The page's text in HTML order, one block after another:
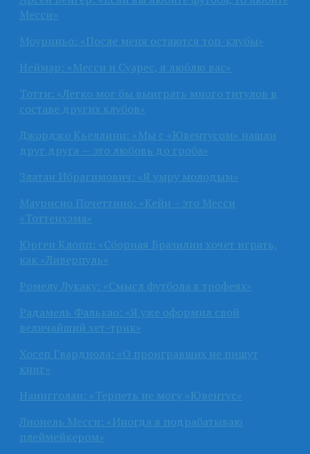
Месси»
Моуриньо: «После меня остаются топ-клубы»
Неймар: «Месси и Суарес, я люблю вас»
Тотти: «Легко мог бы выиграть много титулов в
составе других клубов»
Джорджо Кьеллини: «Мы с «Ювентусом» нашли
друг друга — это любовь до гроба»
Златан Ибрагимович: «Я умру молодым»
Маурисио Почеттино: «Кейн – это Месси
«Тоттенхэма»
Юрген Клопп: «Сборная Бразилии хочет играть,
как «Ливерпуль»
Ромелу Лукаку: «Смысл футбола в трофеях»
Радамель Фалькао: «Я уже оформил свой
величайший хет-трик»
Хосеп Гвардиола: «О проигравших не пишут
книг»
Наингголан: «Терпеть не могу «Ювентус»
Лионель Месси: «Иногда я подрабатываю
плеймейкером»